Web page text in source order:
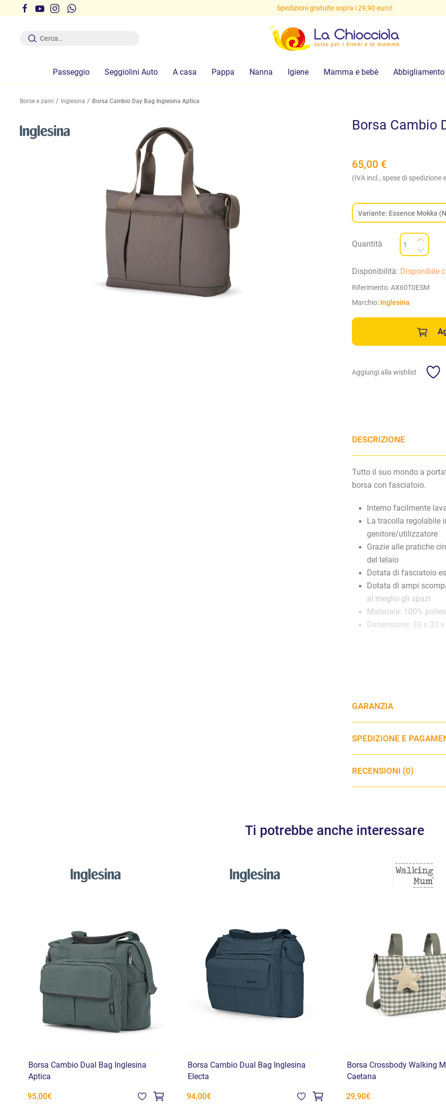
ferie dal 12 al 19 Agosto compresi Spedizioni gratuite sopra i 29,90 euro!
Passeggio Seggiolini Auto A casa Pappa Nanna Igiene Mamma e bebè Abbigliamento
Borse e zaini Inglesina Borsa Cambio Day Bag Inglesina Aptica
Borsa Cambio
65,00 €
(IVA incl., spese di spedizione
Quantità
Disponibilità: Disponibile
Riferimento:AX60T0ESM
Marchio: Inglesina
Aggiungi alla wishlist
DESCRIZIONE
Tutto il suo mondo a
borsa con fasciatoio.
Interno facilmente
La tracolla regolabile
genitore/utilizzatore
Grazie alle pratiche
del telaio
Dotata di fasciatoio
Dotata di ampi
al meglio gli spazi
Materiale: 100%
Dimensione: 33 x 33
GARANZIA
SPEDIZIONE E
RECENSIONI (0)
Ti potrebbe anche interessare
Borsa Cambio Dual Bag Inglesina
Aptica
95,00€
Borsa Cambio Dual Bag Inglesina
Electa
94,00€
Borsa Crossbody Walking
Caetana
29,90€